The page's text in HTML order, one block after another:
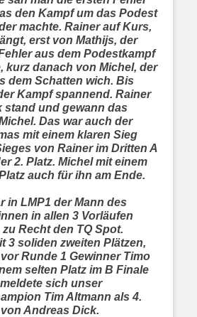
den Kampf um das Podest
machte. Rainer auf Kurs,
erst von Mathijs, der
aus dem Podestkampf
kurz danach von Michel, der
dem Schatten wich. Bis
Kampf spannend. Rainer
stand und gewann das
Das war auch der
mit einem klaren Sieg
von Rainer im Dritten A
2. Platz. Michel mit einem
auch für ihn am Ende.
in LMP1 der Mann des
in allen 3 Vorläufen
Recht den TQ Spot.
3 soliden zweiten Plätzen,
Runde 1 Gewinner Timo
selten Platz im B Finale
sich unser
Tim Altmann als 4.
Andreas Dick.